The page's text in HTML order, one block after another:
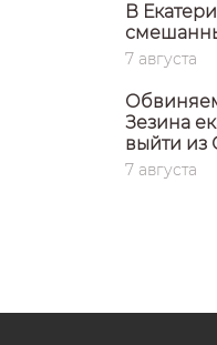
В
7 августа
Зезина
выйти
7 августа